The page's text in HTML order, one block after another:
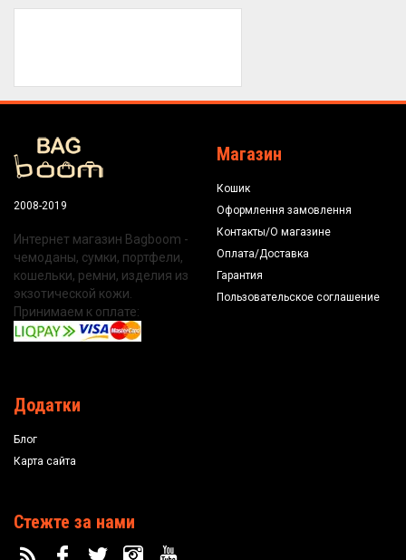
2008-2019
Интернет магазин Bagboom -
чемоданы, сумки, портфели,
кошельки, ремни, изделия из
экзотической кожи.
Принимаем к оплате:
Магазин
Кошик
Оформлення замовлення
Контакты/О магазине
Оплата/Доставка
Гарантия
Пользовательское соглашение
Додатки
Блог
Карта сайта
Стежте за нами